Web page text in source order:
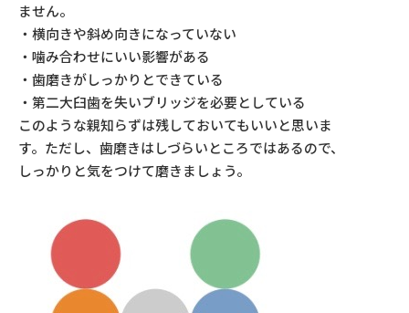
ません。
・横向きや斜め向きになっていない
・噛み合わせにいい影響がある
・歯磨きがしっかりとできている
・第二大臼歯を失いブリッジを必要としている
このような親知らずは残しておいてもいいと思いま
す。ただし、歯磨きはしづらいところではあるので、
しっかりと気をつけて磨きましょう。